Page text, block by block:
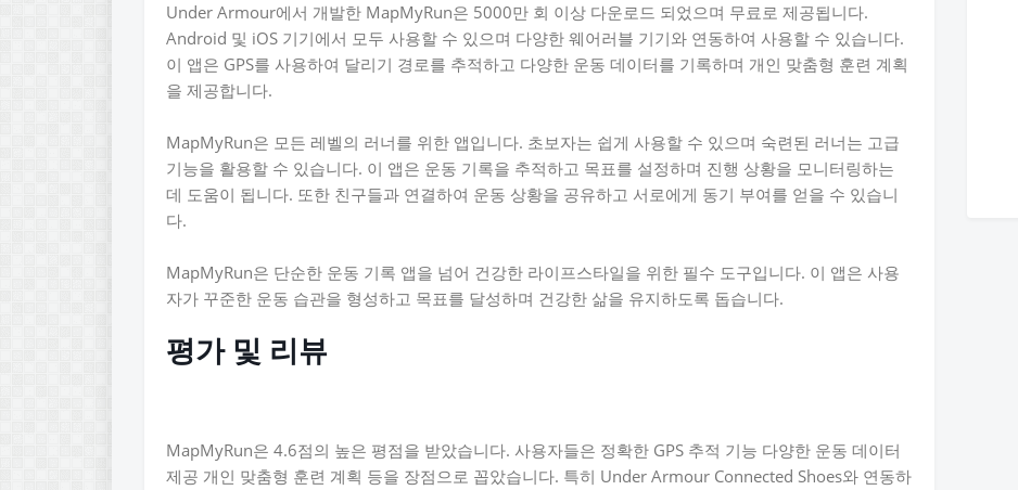
Under Armour에서 개발한 MapMyRun은 5000만 회 이상 다운로드 되었으며 무료로 제공됩니다.
Android 및 iOS 기기에서 모두 사용할 수 있으며 다양한 웨어러블 기기와 연동하여 사용할 수 있습니다.
이 앱은 GPS를 사용하여 달리기 경로를 추적하고 다양한 운동 데이터를 기록하며 개인 맞춤형 훈련 계획
을 제공합니다.
MapMyRun은 모든 레벨의 러너를 위한 앱입니다. 초보자는 쉽게 사용할 수 있으며 숙련된 러너는 고급
기능을 활용할 수 있습니다. 이 앱은 운동 기록을 추적하고 목표를 설정하며 진행 상황을 모니터링하는
데 도움이 됩니다. 또한 친구들과 연결하여 운동 상황을 공유하고 서로에게 동기 부여를 얻을 수 있습니
다.
MapMyRun은 단순한 운동 기록 앱을 넘어 건강한 라이프스타일을 위한 필수 도구입니다. 이 앱은 사용
자가 꾸준한 운동 습관을 형성하고 목표를 달성하며 건강한 삶을 유지하도록 돕습니다.
평가 및 리뷰
MapMyRun은 4.6점의 높은 평점을 받았습니다. 사용자들은 정확한 GPS 추적 기능 다양한 운동 데이터
제공 개인 맞춤형 훈련 계획 등을 장점으로 꼽았습니다. 특히 Under Armour Connected Shoes와 연동하